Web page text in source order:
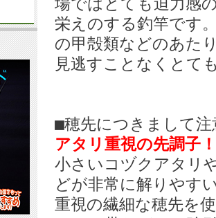
栄えのする釣竿です
の甲殻類などのあた
見逃すことなくとて
■穂先につきまして注
アタリ重視の先調子！
小さいコヅクアタリ
どが非常に解りやす
重視の繊細な穂先を